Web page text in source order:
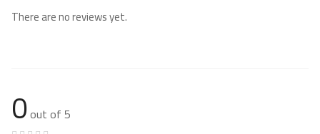
There are no reviews yet.
0out of 5